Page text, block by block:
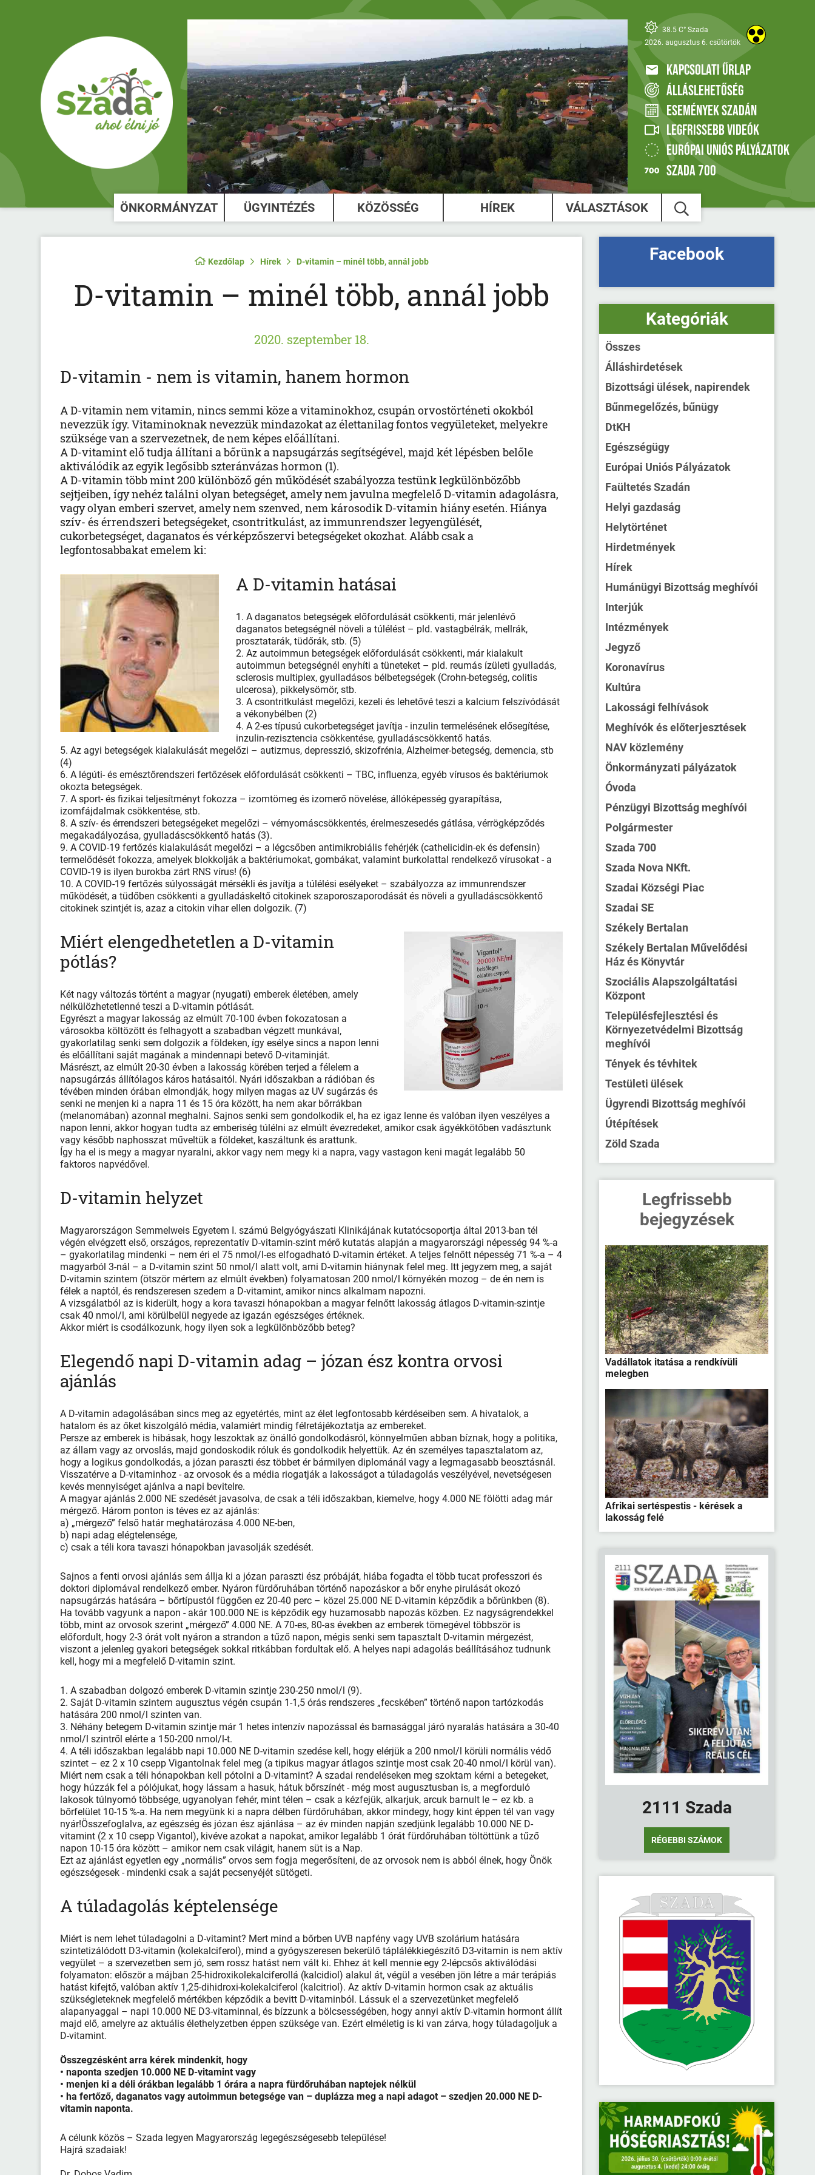
38.5 C° Szada
2026. augusztus 6. csütörtök
KAPCSOLATI ŰRLAP
ÁLLÁSLEHETŐSÉG
ESEMÉNYEK SZADÁN
LEGFRISSEBB VIDEÓK
EURÓPAI UNIÓS PÁLYÁZATOK
SZADA 700
ÖNKORMÁNYZAT ÜGYINTÉZÉS KÖZÖSSÉG HÍREK VÁLASZTÁSOK
Kezdőlap Hírek D-vitamin – minél több, annál jobb
D-vitamin – minél több, annál jobb
2020. szeptember 18.
D-vitamin - nem is vitamin, hanem hormon
A D-vitamin nem vitamin, nincs semmi köze a vitaminokhoz, csupán orvostörténeti okokból
nevezzük így. Vitaminoknak nevezzük mindazokat az élettanilag fontos vegyületeket, melyekre
szüksége van a szervezetnek, de nem képes előállítani.
A D-vitamint elő tudja állítani a bőrünk a napsugárzás segítségével, majd két lépésben belőle
aktiválódik az egyik legősibb szteránvázas hormon (1).
A D-vitamin több mint 200 különböző gén működését szabályozza testünk legkülönbözőbb
sejtjeiben, így nehéz találni olyan betegséget, amely nem javulna megfelelő D-vitamin adagolásra,
vagy olyan emberi szervet, amely nem szenved, nem károsodik D-vitamin hiány esetén. Hiánya
szív- és érrendszeri betegségeket, csontritkulást, az immunrendszer legyengülését,
cukorbetegséget, daganatos és vérképzőszervi betegségeket okozhat. Alább csak a
legfontosabbakat emelem ki:
A D-vitamin hatásai
1. A daganatos betegségek előfordulását csökkenti, már jelenlévő
daganatos betegségnél növeli a túlélést – pld. vastagbélrák, mellrák,
prosztatarák, tüdőrák, stb. (5)
2. Az autoimmun betegségek előfordulását csökkenti, már kialakult
autoimmun betegségnél enyhíti a tüneteket – pld. reumás ízületi gyulladás,
sclerosis multiplex, gyulladásos bélbetegségek (Crohn-betegség, colitis
ulcerosa), pikkelysömör, stb.
3. A csontritkulást megelőzi, kezeli és lehetővé teszi a kalcium felszívódását
a vékonybélben (2)
4. A 2-es típusú cukorbetegséget javítja - inzulin termelésének elősegítése,
inzulin-rezisztencia csökkentése, gyulladáscsökkentő hatás.
5. Az agyi betegségek kialakulását megelőzi – autizmus, depresszió, skizofrénia, Alzheimer-betegség, demencia, stb
(4)
6. A légúti- és emésztőrendszeri fertőzések előfordulását csökkenti – TBC, influenza, egyéb vírusos és baktériumok
okozta betegségek.
7. A sport- és fizikai teljesítményt fokozza – izomtömeg és izomerő növelése, állóképesség gyarapítása,
izomfájdalmak csökkentése, stb.
8. A szív- és érrendszeri betegségeket megelőzi – vérnyomáscsökkentés, érelmeszesedés gátlása, vérrögképződés
megakadályozása, gyulladáscsökkentő hatás (3).
9. A COVID-19 fertőzés kialakulását megelőzi – a légcsőben antimikrobiális fehérjék (cathelicidin-ek és defensin)
termelődését fokozza, amelyek blokkolják a baktériumokat, gombákat, valamint burkolattal rendelkező vírusokat - a
COVID-19 is ilyen burokba zárt RNS vírus! (6)
10. A COVID-19 fertőzés súlyosságát mérsékli és javítja a túlélési esélyeket – szabályozza az immunrendszer
működését, a tüdőben csökkenti a gyulladáskeltő citokinek szaporoszaporodását és növeli a gyulladáscsökkentő
citokinek szintjét is, azaz a citokin vihar ellen dolgozik. (7)
Miért elengedhetetlen a D-vitamin
pótlás?
Két nagy változás történt a magyar (nyugati) emberek életében, amely
nélkülözhetetlenné teszi a D-vitamin pótlását.
Egyrészt a magyar lakosság az elmúlt 70-100 évben fokozatosan a
városokba költözött és felhagyott a szabadban végzett munkával,
gyakorlatilag senki sem dolgozik a földeken, így esélye sincs a napon lenni
és előállítani saját magának a mindennapi betevő D-vitaminját.
Másrészt, az elmúlt 20-30 évben a lakosság körében terjed a félelem a
napsugárzás állítólagos káros hatásaitól. Nyári időszakban a rádióban és
tévében minden órában elmondják, hogy milyen magas az UV sugárzás és
senki ne menjen ki a napra 11 és 15 óra között, ha nem akar bőrrákban
(melanomában) azonnal meghalni. Sajnos senki sem gondolkodik el, ha ez igaz lenne és valóban ilyen veszélyes a
napon lenni, akkor hogyan tudta az emberiség túlélni az elmúlt évezredeket, amikor csak ágyékkötőben vadásztunk
vagy később naphosszat műveltük a földeket, kaszáltunk és arattunk.
Így ha el is megy a magyar nyaralni, akkor vagy nem megy ki a napra, vagy vastagon keni magát legalább 50
faktoros napvédővel.
D-vitamin helyzet
Magyarországon Semmelweis Egyetem I. számú Belgyógyászati Klinikájának kutatócsoportja által 2013-ban tél
végén elvégzett első, országos, reprezentatív D-vitamin-szint mérő kutatás alapján a magyarországi népesség 94 %-a
– gyakorlatilag mindenki – nem éri el 75 nmol/l-es elfogadható D-vitamin értéket. A teljes felnőtt népesség 71 %-a – 4
magyarból 3-nál – a D-vitamin szint 50 nmol/l alatt volt, ami D-vitamin hiánynak felel meg. Itt jegyzem meg, a saját
D-vitamin szintem (ötször mértem az elmúlt években) folyamatosan 200 nmol/l környékén mozog – de én nem is
félek a naptól, és rendszeresen szedem a D-vitamint, amikor nincs alkalmam napozni.
A vizsgálatból az is kiderült, hogy a kora tavaszi hónapokban a magyar felnőtt lakosság átlagos D-vitamin-szintje
csak 40 nmol/l, ami körülbelül negyede az igazán egészséges értéknek.
Akkor miért is csodálkozunk, hogy ilyen sok a legkülönbözőbb beteg?
Elegendő napi D-vitamin adag – józan ész kontra orvosi
ajánlás
A D-vitamin adagolásában sincs meg az egyetértés, mint az élet legfontosabb kérdéseiben sem. A hivatalok, a
hatalom és az őket kiszolgáló média, valamiért mindig félretájékoztatja az embereket.
Persze az emberek is hibásak, hogy leszoktak az önálló gondolkodásról, könnyelműen abban bíznak, hogy a politika,
az állam vagy az orvoslás, majd gondoskodik róluk és gondolkodik helyettük. Az én személyes tapasztalatom az,
hogy a logikus gondolkodás, a józan paraszti ész többet ér bármilyen diplománál vagy a legmagasabb beosztásnál.
Visszatérve a D-vitaminhoz - az orvosok és a média riogatják a lakosságot a túladagolás veszélyével, nevetségesen
kevés mennyiséget ajánlva a napi bevitelre.
A magyar ajánlás 2.000 NE szedését javasolva, de csak a téli időszakban, kiemelve, hogy 4.000 NE fölötti adag már
mérgező. Három ponton is téves ez az ajánlás:
a) „mérgező” felső határ meghatározása 4.000 NE-ben,
b) napi adag elégtelensége,
c) csak a téli kora tavaszi hónapokban javasolják szedését.
Sajnos a fenti orvosi ajánlás sem állja ki a józan paraszti ész próbáját, hiába fogadta el több tucat professzori és
doktori diplomával rendelkező ember. Nyáron fürdőruhában történő napozáskor a bőr enyhe pirulását okozó
napsugárzás hatására – bőrtípustól függően ez 20-40 perc – közel 25.000 NE D-vitamin képződik a bőrünkben (8).
Ha tovább vagyunk a napon - akár 100.000 NE is képződik egy huzamosabb napozás közben. Ez nagyságrendekkel
több, mint az orvosok szerint „mérgező” 4.000 NE. A 70-es, 80-as években az emberek tömegével többször is
előfordult, hogy 2-3 órát volt nyáron a strandon a tűző napon, mégis senki sem tapasztalt D-vitamin mérgezést,
viszont a jelenleg gyakori betegségek sokkal ritkábban fordultak elő. A helyes napi adagolás beállításához tudnunk
kell, hogy mi a megfelelő D-vitamin szint.
1. A szabadban dolgozó emberek D-vitamin szintje 230-250 nmol/l (9).
2. Saját D-vitamin szintem augusztus végén csupán 1-1,5 órás rendszeres „fecskében” történő napon tartózkodás
hatására 200 nmol/l szinten van.
3. Néhány betegem D-vitamin szintje már 1 hetes intenzív napozással és barnasággal járó nyaralás hatására a 30-40
nmol/l szintről elérte a 150-200 nmol/l-t.
4. A téli időszakban legalább napi 10.000 NE D-vitamin szedése kell, hogy elérjük a 200 nmol/l körüli normális védő
szintet – ez 2 x 10 csepp Vigantolnak felel meg (a tipikus magyar átlagos szintje most csak 20-40 nmol/l körül van).
Miért nem csak a téli hónapokban kell pótolni a D-vitamint? A szadai rendeléseken meg szoktam kérni a betegeket,
hogy húzzák fel a pólójukat, hogy lássam a hasuk, hátuk bőrszínét - még most augusztusban is, a megforduló
lakosok túlnyomó többsége, ugyanolyan fehér, mint télen – csak a kézfejük, alkarjuk, arcuk barnult le – ez kb. a
bőrfelület 10-15 %-a. Ha nem megyünk ki a napra délben fürdőruhában, akkor mindegy, hogy kint éppen tél van vagy
nyár!Összefoglalva, az egészség és józan ész ajánlása – az év minden napján szedjünk legalább 10.000 NE D-
vitamint (2 x 10 csepp Vigantol), kivéve azokat a napokat, amikor legalább 1 órát fürdőruhában töltöttünk a tűző
napon 10-15 óra között – amikor nem csak világit, hanem süt is a Nap.
Ezt az ajánlást egyetlen egy „normális” orvos sem fogja megerősíteni, de az orvosok nem is abból élnek, hogy Önök
egészségesek - mindenki csak a saját pecsenyéjét sütögeti.
A túladagolás képtelensége
Miért is nem lehet túladagolni a D-vitamint? Mert mind a bőrben UVB napfény vagy UVB szolárium hatására
szintetizálódott D3-vitamin (kolekalciferol), mind a gyógyszeresen bekerülő táplálékkiegészítő D3-vitamin is nem aktív
vegyület – a szervezetben sem jó, sem rossz hatást nem vált ki. Ehhez át kell mennie egy 2-lépcsős aktiválódási
folyamaton: először a májban 25-hidroxikolekalciferollá (kalcidiol) alakul át, végül a vesében jön létre a már terápiás
hatást kifejtő, valóban aktív 1,25-dihidroxi-kolekalciferol (kalcitriol). Az aktív D-vitamin hormon csak az aktuális
szükségleteknek megfelelő mértékben képződik a bevitt D-vitaminból. Lássuk el a szervezetünket megfelelő
alapanyaggal – napi 10.000 NE D3-vitaminnal, és bízzunk a bölcsességében, hogy annyi aktív D-vitamin hormont állít
majd elő, amelyre az aktuális élethelyzetben éppen szüksége van. Ezért elméletig is ki van zárva, hogy túladagoljuk a
D-vitamint.
Összegzésként arra kérek mindenkit, hogy
• naponta szedjen 10.000 NE D-vitamint vagy
• menjen ki a déli órákban legalább 1 órára a napra fürdőruhában naptejek nélkül
• ha fertőző, daganatos vagy autoimmun betegsége van – duplázza meg a napi adagot – szedjen 20.000 NE D-
vitamin naponta.
A célunk közös – Szada legyen Magyarország legegészségesebb települése!
Hajrá szadaiak!
Facebook
Kategóriák
Összes
Álláshirdetések
Bizottsági ülések, napirendek
Bűnmegelőzés, bűnügy
DtKH
Egészségügy
Európai Uniós Pályázatok
Faültetés Szadán
Helyi gazdaság
Helytörténet
Hirdetmények
Hírek
Humánügyi Bizottság meghívói
Interjúk
Intézmények
Jegyző
Koronavírus
Kultúra
Lakossági felhívások
Meghívók és előterjesztések
NAV közlemény
Önkormányzati pályázatok
Óvoda
Pénzügyi Bizottság meghívói
Polgármester
Szada 700
Szada Nova NKft.
Szadai Községi Piac
Szadai SE
Székely Bertalan
Székely Bertalan Művelődési
Ház és Könyvtár
Szociális Alapszolgáltatási
Központ
Településfejlesztési és
Környezetvédelmi Bizottság
meghívói
Tények és tévhitek
Testületi ülések
Ügyrendi Bizottság meghívói
Útépítések
Zöld Szada
Legfrissebb
bejegyzések
Vadállatok itatása a rendkívüli
melegben
Afrikai sertéspestis - kérések a
lakosság felé
2111 Szada
RÉGEBBI SZÁMOK